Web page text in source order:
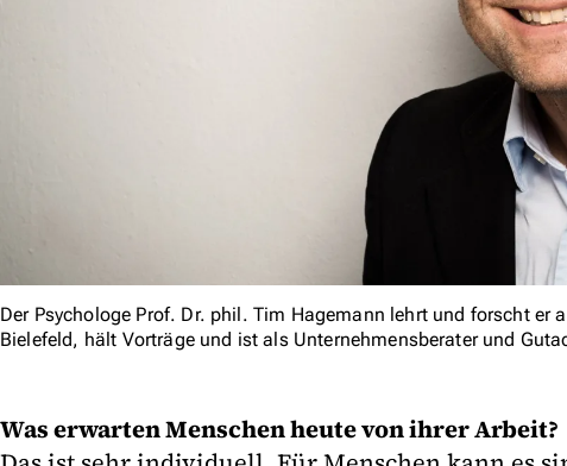
Der Psychologe Prof. Dr. phil. Tim Hagemann lehrt und forscht er
Bielefeld, hält Vorträge und ist als Unternehmensberater und
Was erwarten Menschen heute von ihrer Arbeit?